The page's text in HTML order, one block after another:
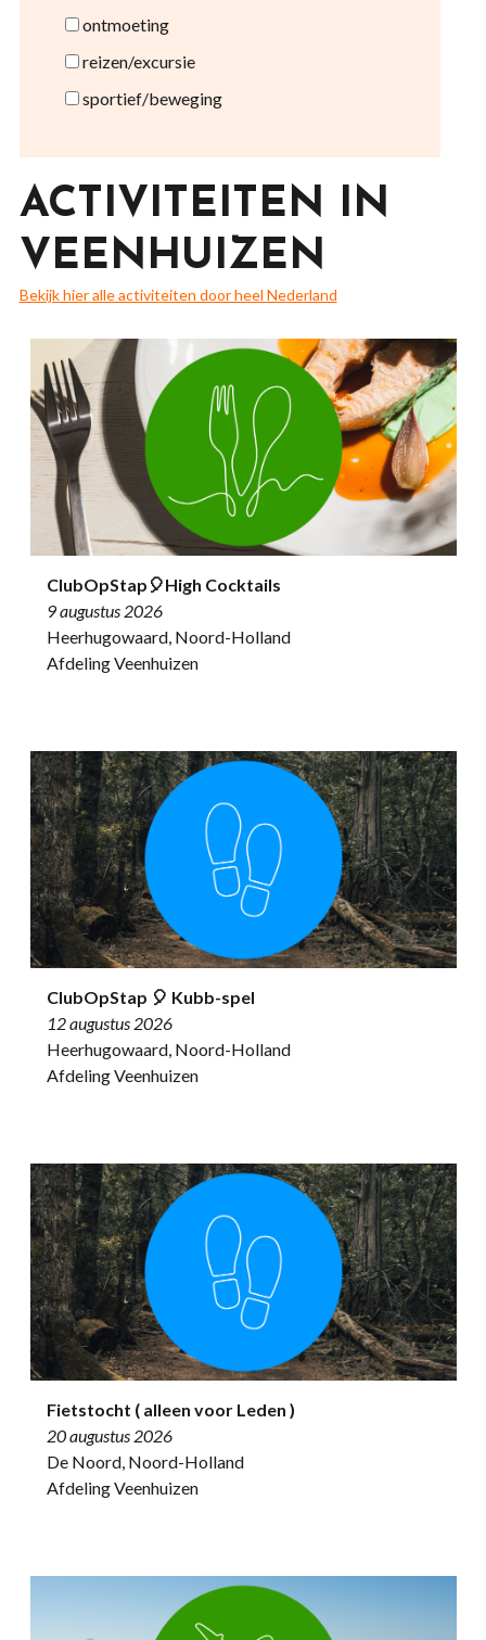
ontmoeting
reizen/excursie
sportief/beweging
ACTIVITEITEN IN
VEENHUIZEN
Bekijk hier alle activiteiten door heel Nederland
ClubOpStap🎈High Cocktails
9 augustus 2026
Heerhugowaard, Noord-Holland
Afdeling Veenhuizen
ClubOpStap 🎈 Kubb-spel
12 augustus 2026
Heerhugowaard, Noord-Holland
Afdeling Veenhuizen
Fietstocht ( alleen voor Leden )
20 augustus 2026
De Noord, Noord-Holland
Afdeling Veenhuizen